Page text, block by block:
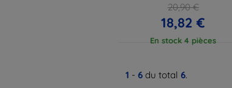
20,90 €
18,82 €
En stock 4 pièces
1 - 6 du total 6.